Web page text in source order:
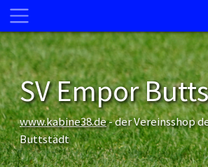
SV Empor
www.kabine38.de- der Vereinsshop
Buttstädt